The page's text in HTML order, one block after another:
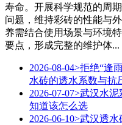
寿命。开展科学规范的周
问题，维持彩砖的性能与
养需结合使用场景与环境
要点，形成完整的维护体...
2026-08-04>拒绝“逢
水砖的透水系数与抗
2026-07-07>武汉水泥
知道该怎么选
2026-06-10>武汉透水